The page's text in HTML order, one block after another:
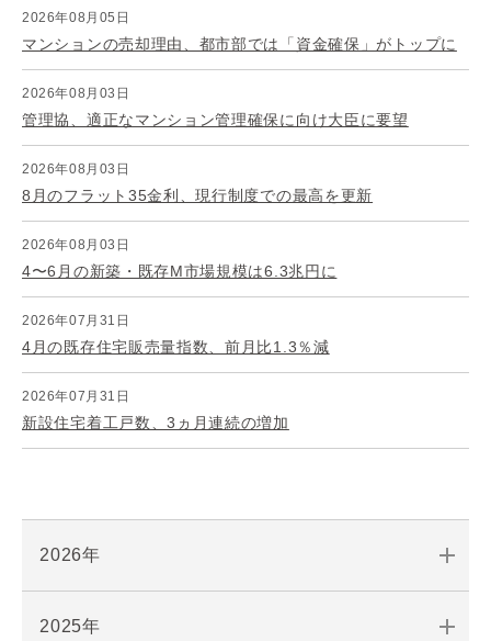
2026年08月05日
マンションの売却理由、都市部では「資金確保」がトップに
2026年08月03日
管理協、適正なマンション管理確保に向け大臣に要望
2026年08月03日
8月のフラット35金利、現行制度での最高を更新
2026年08月03日
4〜6月の新築・既存M市場規模は6.3兆円に
2026年07月31日
4月の既存住宅販売量指数、前月比1.3％減
2026年07月31日
新設住宅着工戸数、3ヵ月連続の増加
2026年
2025年